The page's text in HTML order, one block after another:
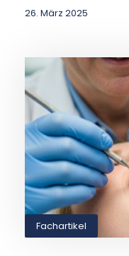
26. März 2025
Fachartikel